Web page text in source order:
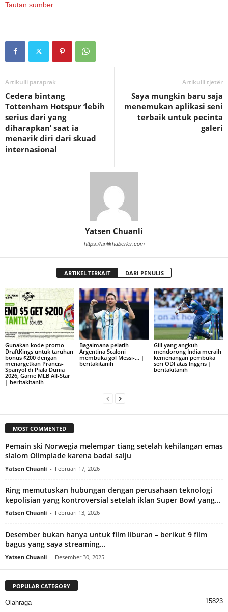
Tautan sumber
Artikulli paraprak
Cedera bintang
Tottenham Hotspur ‘lebih
serius dari yang
diharapkan’ saat ia
menarik diri dari skuad
internasional
Artikulli tjetër
Saya mungkin baru saja
menemukan aplikasi seni
terbaik untuk pecinta
galeri
Yatsen Chuanli
https://anlikhaberler.com
ARTIKEL TERKAIT DARI PENULIS
Gunakan kode promo
DraftKings untuk taruhan
bonus $200 dengan
menargetkan Prancis-
Spanyol di Piala Dunia
2026, Game MLB All-Star
| beritakitanih
Bagaimana pelatih
Argentina Scaloni
membuka gol Messi-… |
beritakitanih
Gill yang angkuh
mendorong India meraih
kemenangan pembuka
seri ODI atas Inggris |
beritakitanih
MOST COMMENTED
Pemain ski Norwegia melempar tiang setelah kehilangan emas
slalom Olimpiade karena badai salju
Yatsen Chuanli - Februari 17, 2026
Ring memutuskan hubungan dengan perusahaan teknologi
kepolisian yang kontroversial setelah iklan Super Bowl yang...
Yatsen Chuanli - Februari 13, 2026
Desember bukan hanya untuk film liburan – berikut 9 film
bagus yang saya streaming...
Yatsen Chuanli - Desember 30, 2025
POPULAR CATEGORY
Olahraga 15823